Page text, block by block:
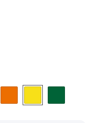
Naranja AmarilloVerde